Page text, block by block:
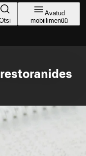
Avatud
mobiilimenüü